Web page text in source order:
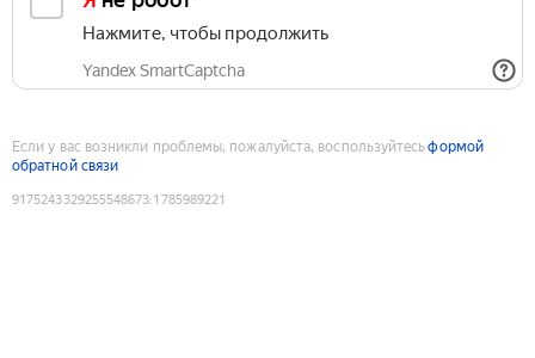
Нажмите, чтобы продолжить
Yandex SmartCaptcha
Если у вас возникли проблемы, пожалуйста, воспользуйтесьформой
обратной связи
9175243329255548673:1785989221